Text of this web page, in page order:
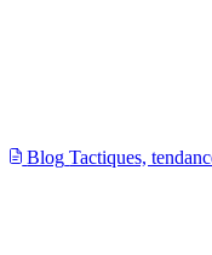
Blog Tactiques,